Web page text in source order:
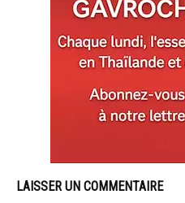
LAISSER UN COMMENTAIRE